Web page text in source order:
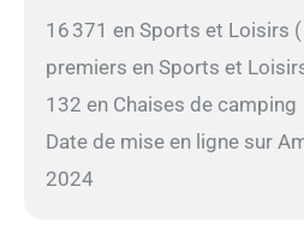
16 371 en Sports et Loisirs
premiers en Sports et
132 en Chaises de camping
Date de mise en ligne sur
2024